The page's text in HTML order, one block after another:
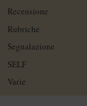
Recensione
Rubriche
Segnalazione
SELF
Varie